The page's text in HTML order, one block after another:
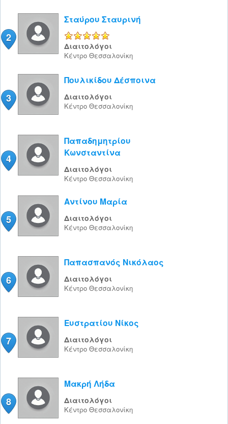
2
Σταύρου Σταυρινή
Διαιτολόγοι
Κέντρο Θεσσαλονίκη
3
Πουλικίδου Δέσποινα
Διαιτολόγοι
Κέντρο Θεσσαλονίκη
4
Παπαδημητρίου
Κωνσταντίνα
Διαιτολόγοι
Κέντρο Θεσσαλονίκη
5
Αντίνου Μαρία
Διαιτολόγοι
Κέντρο Θεσσαλονίκη
6
Παπασπανός Νικόλαος
Διαιτολόγοι
Κέντρο Θεσσαλονίκη
7
Ευστρατίου Νίκος
Διαιτολόγοι
Κέντρο Θεσσαλονίκη
8
Μακρή Λήδα
Διαιτολόγοι
Κέντρο Θεσσαλονίκη